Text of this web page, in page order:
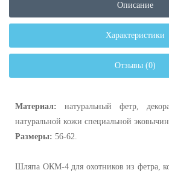
Описание
Характеристики
Отзывы (0)
Материал: натуральный фетр,
натуральной кожи специальной
Размеры: 56-62.
Шляпа ОКМ-4 для охотников из фетра,